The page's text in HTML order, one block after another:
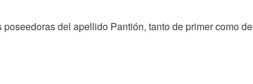
del apellido Pantión, tanto de primer como de